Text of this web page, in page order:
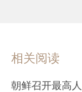
相关阅读
朝鲜召开最高